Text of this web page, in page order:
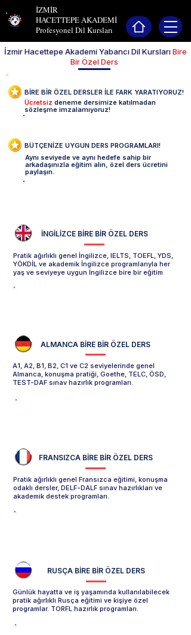
İZMİR
HACETTEPE AKADEMİ
Profesyonel Dil Kursları
İzmir Hacettepe Akademi Yabancı Dil KurslarıBire
Bir Özel Ders
BİRE BİR ÖZEL DERSLER İLE FARK YARATIYORUZ!
Ücretsiz deneme dersimize katılmadan
sözleşme imzalamıyoruz!
BÜTÇENİZE UYGUN DERS PROGRAMLARI!
Aynı seviyede ve aynı hedefe sahip bir
arkadaşınızla eğitim alın, özel ders ücretini
paylaşın.
İNGİLİZCE BİRE BİR ÖZEL DERS
Pratik ağırlıklı genel İngilizce, IELTS, TOEFL, YDS,
YÖKDİL ve akademik İngilizce programlarıyla her
yaş ve seviyeye uygun İngilizce bire bir eğitim
ALMANCA BİRE BİR ÖZEL DERS
A1, A2, B1, B2, C1 ve C2 seviyelerinde genel
Almanca, konuşma pratiği, Goethe, TELC, ÖSD,
TEST-DAF sınav hazırlık programları.
FRANSIZCA BİRE BİR ÖZEL DERS
Pratik ağırlıklı genel Fransızca eğitimi, konuşma
odaklı dersler, DELF-DALF sınav hazırlıkları ve
akademik destek programları.
RUSÇA BİRE BİR ÖZEL DERS
Günlük hayatta ve iş yaşamında kullanılabilecek
pratik ağırlıklı Rusça eğitimi ve kişiye özel
programlar. TORFL hazırlık programları.